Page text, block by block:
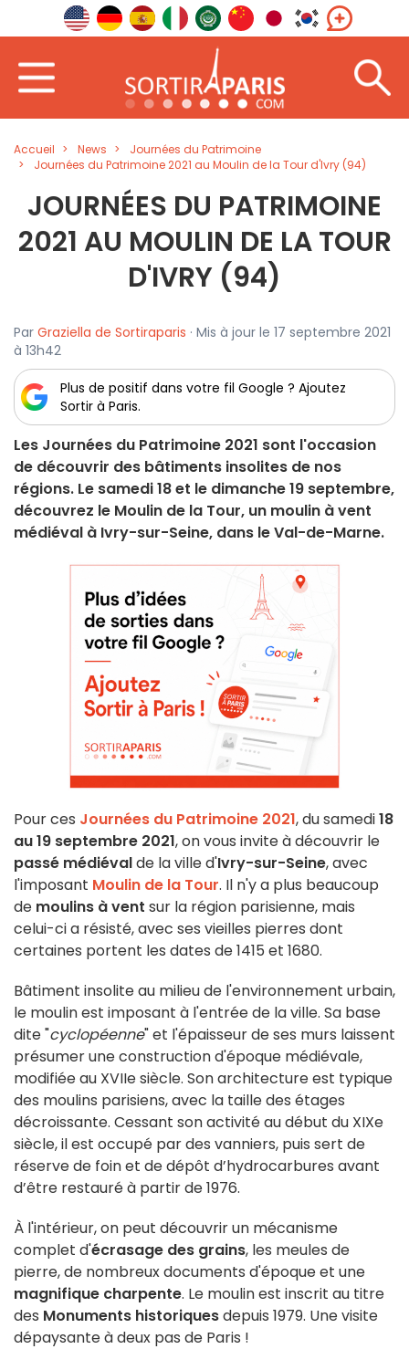
Accueil News
Journées du Patrimoine
Journées du Patrimoine 2021 au Moulin de la Tour d'Ivry (94)
JOURNÉES DU PATRIMOINE
2021 AU MOULIN DE LA TOUR
D'IVRY (94)
Par Graziella de Sortiraparis · Mis à jour le 17 septembre 2021
à 13h42
Plus de positif dans votre fil Google ? Ajoutez
Sortir à Paris.
Les Journées du Patrimoine 2021 sont l'occasion
de découvrir des bâtiments insolites de nos
régions. Le samedi 18 et le dimanche 19 septembre,
découvrez le Moulin de la Tour, un moulin à vent
médiéval à Ivry-sur-Seine, dans le Val-de-Marne.
Pour ces Journées du Patrimoine 2021, du samedi18
au 19 septembre 2021, on vous invite à découvrir le
passé médiévalde la ville d'Ivry-sur-Seine, avec
l'imposant Moulin de la Tour. Il n'y a plus beaucoup
de moulins à vent sur la région parisienne, mais
celui-ci a résisté, avec ses vieilles pierres dont
certaines portent les dates de 1415 et 1680.
Bâtiment insolite au milieu de l'environnement urbain,
le moulin est imposant à l'entrée de la ville. Sa base
dite "cyclopéenne" et l'épaisseur de ses murs laissent
présumer une construction d'époque médiévale,
modifiée au XVIIe siècle. Son architecture est typique
des moulins parisiens, avec la taille des étages
décroissante. Cessant son activité au début du XIXe
siècle, il est occupé par des vanniers, puis sert de
réserve de foin et de dépôt d’hydrocarbures avant
d’être restauré à partir de 1976.
À l'intérieur, on peut découvrir un mécanisme
complet d'écrasage des grains, les meules de
pierre, de nombreux documents d'époque et une
magnifique charpente. Le moulin est inscrit au titre
des Monuments historiquesdepuis 1979. Une visite
dépaysante à deux pas de Paris !